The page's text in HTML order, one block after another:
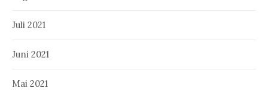
Juli 2021
Juni 2021
Mai 2021